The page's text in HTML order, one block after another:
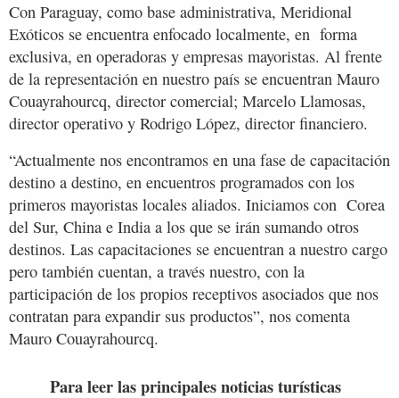
Con Paraguay, como base administrativa, Meridional
Exóticos se encuentra enfocado localmente, en forma
exclusiva, en operadoras y empresas mayoristas. Al frente
de la representación en nuestro país se encuentran Mauro
Couayrahourcq, director comercial; Marcelo Llamosas,
director operativo y Rodrigo López, director financiero.
“Actualmente nos encontramos en una fase de capacitación
destino a destino, en encuentros programados con los
primeros mayoristas locales aliados. Iniciamos con Corea
del Sur, China e India a los que se irán sumando otros
destinos. Las capacitaciones se encuentran a nuestro cargo
pero también cuentan, a través nuestro, con la
participación de los propios receptivos asociados que nos
contratan para expandir sus productos”, nos comenta
Mauro Couayrahourcq.
Para leer las principales noticias turísticas